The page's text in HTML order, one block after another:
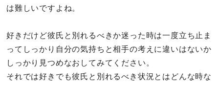
は難しいですよね。
好きだけど彼氏と別れるべきか迷った時は一度立ち止ま
ってしっかり自分の気持ちと相手の考えに違いはないか
しっかり見つめなおしてみてください。
それでは好きでも彼氏と別れるべき状況とはどんな時な